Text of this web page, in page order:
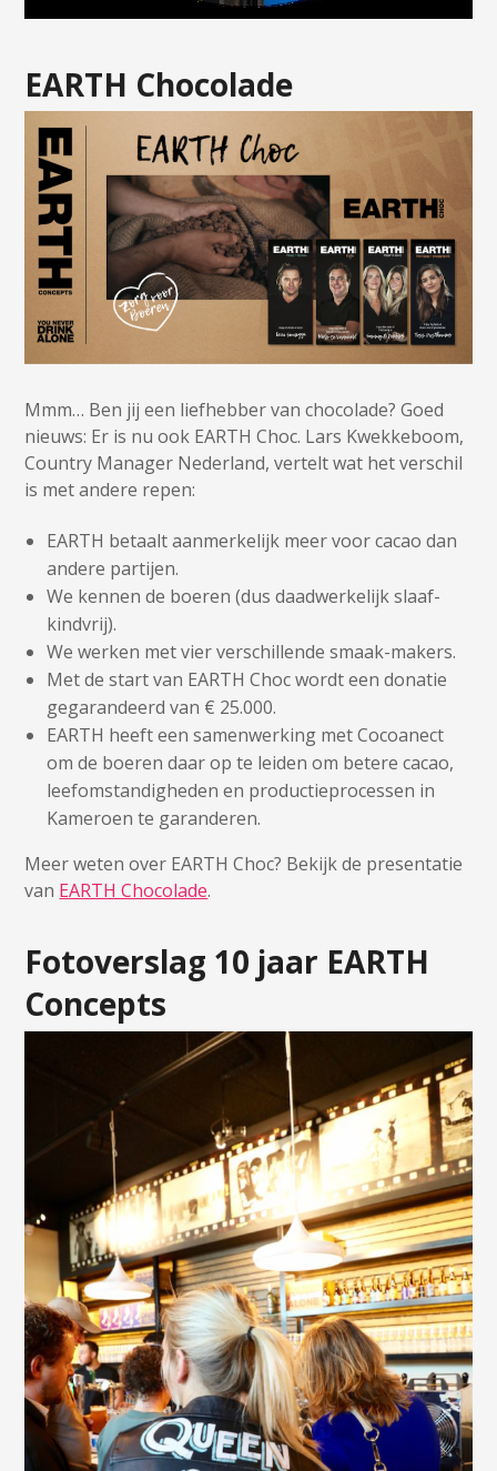
EARTH Chocolade
Mmm… Ben jij een liefhebber van chocolade? Goed
nieuws: Er is nu ook EARTH Choc. Lars Kwekkeboom,
Country Manager Nederland, vertelt wat het verschil
is met andere repen:
EARTH betaalt aanmerkelijk meer voor cacao dan
andere partijen.
We kennen de boeren (dus daadwerkelijk slaaf-
kindvrij).
We werken met vier verschillende smaak-makers.
Met de start van EARTH Choc wordt een donatie
gegarandeerd van € 25.000.
EARTH heeft een samenwerking met Cocoanect
om de boeren daar op te leiden om betere cacao,
leefomstandigheden en productieprocessen in
Kameroen te garanderen.
Meer weten over EARTH Choc? Bekijk de presentatie
van EARTH Chocolade.
Fotoverslag 10 jaar EARTH
Concepts